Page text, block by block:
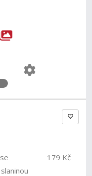
179 Kč